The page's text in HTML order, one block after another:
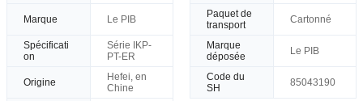
Marque Le PIB
Paquet de
transport
Cartonné
Spécificati
on
Série IKP-
PT-ER
Marque
déposée
Le PIB
Origine
Hefei, en
Chine
Code du
SH
85043190